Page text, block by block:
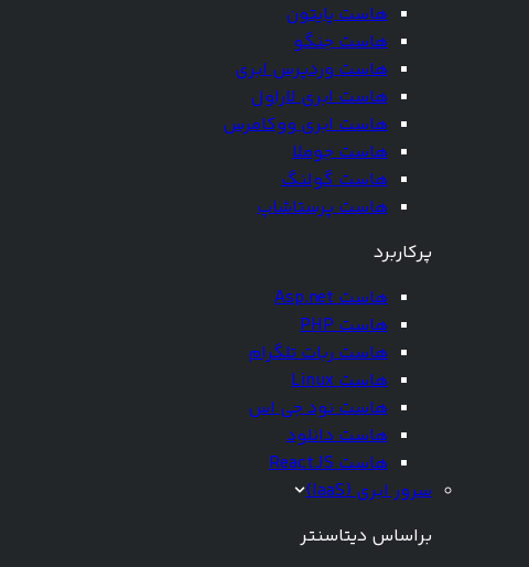
هاست پایتون
هاست جنگو
هاست وردپرس ابری
هاست ابری لاراول
هاست ابری ووکامرس
هاست جوملا
هاست گولنگ
هاست پرستاشاپ
پرکاربرد
هاست Asp.net
هاست PHP
هاست ربات تلگرام
هاست Linux
هاست نود جی اس
هاست دانلود
هاست ReactJS
سرور ابری (IaaS)
براساس دیتاسنتر